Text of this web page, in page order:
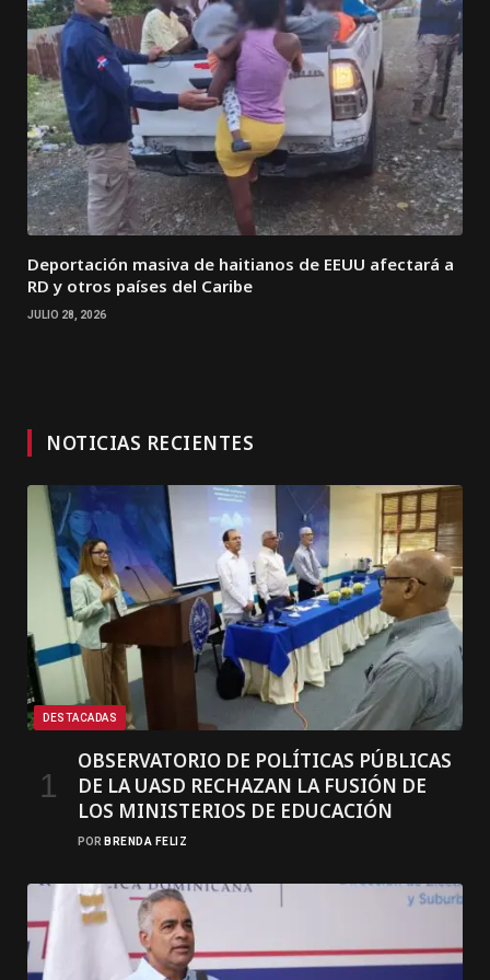
Deportación masiva de haitianos de EEUU afectará a
RD y otros países del Caribe
JULIO 28, 2026
NOTICIAS RECIENTES
DESTACADAS
OBSERVATORIO DE POLÍTICAS PÚBLICAS
DE LA UASD RECHAZAN LA FUSIÓN DE
LOS MINISTERIOS DE EDUCACIÓN
POR BRENDA FELIZ